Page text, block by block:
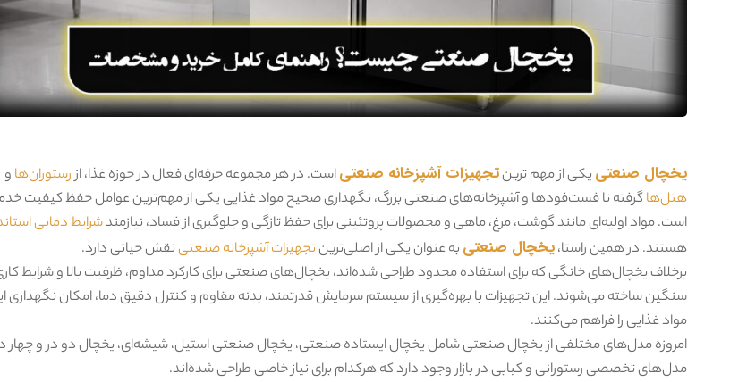
یخچال صنعتی یکی از مهم ترینتجهیزات آشپزخانه صنعتیاست. در هر مجموعه حرفه‌ای فعال در حوزه غذا، ازرستوران‌ها و
هتل‌هاگرفته تا فست‌فودها و آشپزخانه‌های صنعتی بزرگ، نگهداری صحیح مواد غذایی یکی از مهم‌ترین عوامل حفظ کیفیت
است. مواد اولیه‌ای مانند گوشت، مرغ، ماهی و محصولات پروتئینی برای حفظ تازگی و جلوگیری از فساد، نیازمندشرایط دمایی
هستند. در همین راستا،یخچال صنعتی به عنوان یکی از اصلی‌ترینتجهیزات آشپزخانه صنعتینقش حیاتی دارد.
برخلاف یخچال‌های خانگی که برای استفاده محدود طراحی شده‌اند، یخچال‌های صنعتی برای کارکرد مداوم، ظرفیت بالا و شرایط
سنگین ساخته می‌شوند. این تجهیزات با بهره‌گیری از سیستم سرمایش قدرتمند، بدنه مقاوم و کنترل دقیق دما، امکان نگهداری
مواد غذایی را فراهم می‌کنند.
امروزه مدل‌های مختلفی از یخچال صنعتی شامل یخچال ایستاده صنعتی، یخچال صنعتی استیل، شیشه‌ای، یخچال دو در و چهار
مدل‌های تخصصی رستورانی و کبابی در بازار وجود دارد که هرکدام برای نیاز خاصی طراحی شده‌اند.